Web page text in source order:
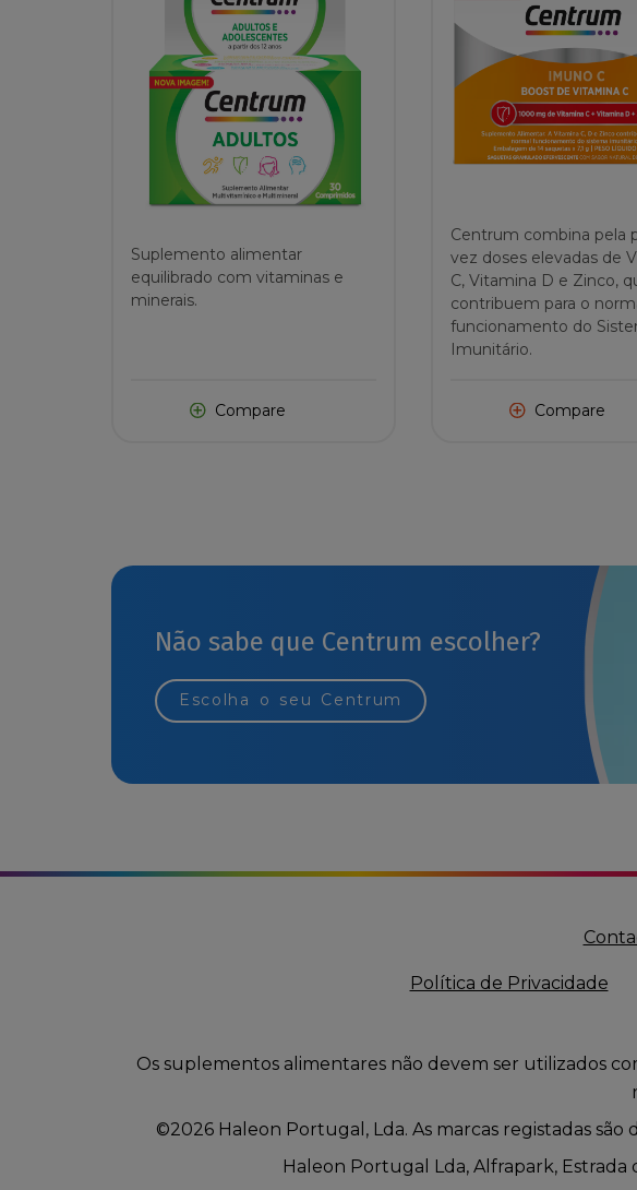
Suplemento alimentar
equilibrado com vitaminas e
minerais.
Compare
Centrum combina pela
vez doses elevadas de
C, Vitamina D e Zinco,
contribuem para o
funcionamento do
Imunitário.
Compare
Não sabe que Centrum escolher?
Escolha o seu Centrum
Política de Privacidade
Os suplementos alimentares não devem ser utilizados
©2026 Haleon Portugal, Lda. As marcas registadas
Haleon Portugal Lda, Alfrapark, Estrada